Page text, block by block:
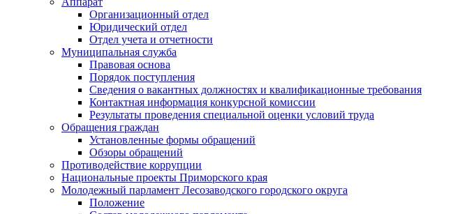
Организационный отдел
Юридический отдел
Отдел учета и отчетности
Муниципальная служба
Правовая основа
Порядок поступления
Сведения о вакантных должностях и квалификационные требования
Контактная информация конкурсной комиссии
Результаты проведения специальной оценки условий труда
Обращения граждан
Установленные формы обращений
Обзоры обращений
Противодействие коррупции
Национальные проекты Приморского края
Молодежный парламент Лесозаводского городского округа
Положение